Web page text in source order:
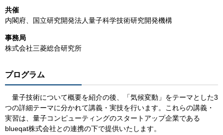
共催
内閣府、国立研究開発法人量子科学技術研究開発機構
事務局
株式会社三菱総合研究所
プログラム
量子技術について概要を紹介の後、「気候変動」をテーマとした3
つの詳細テーマに分かれて講義・実技を行います。これらの講義・
実習は、量子コンピューティングのスタートアップ企業である
blueqat株式会社との連携の下で提供いたします。